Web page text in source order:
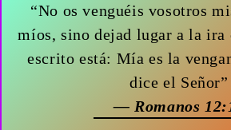
“No os venguéis vosotros
míos, sino dejad lugar a la ira
escrito está: Mía es la
dice el Señor”
— Romanos